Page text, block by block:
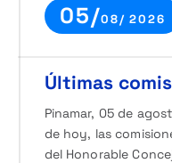
05/08/ 2026
Últimas
Pinamar, 05 de
de hoy, las
del Honorable